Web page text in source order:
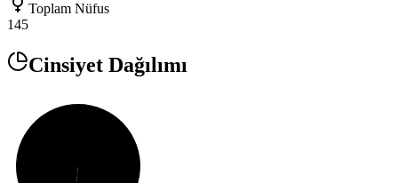
Toplam Nüfus
145
Cinsiyet Dağılımı